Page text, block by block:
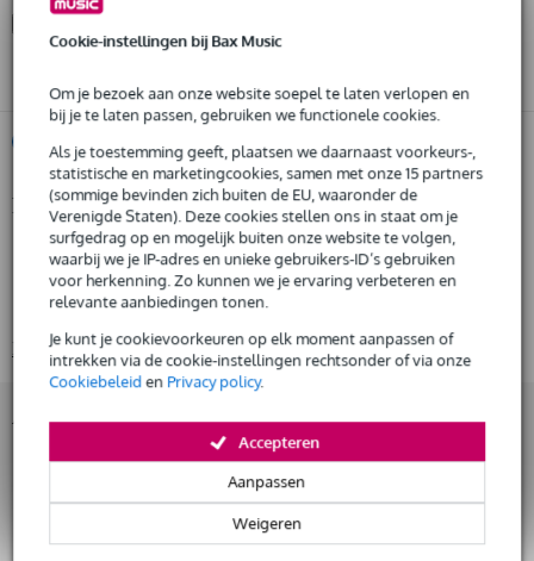
Cookie-instellingen bij Bax Music
Om je bezoek aan onze website soepel te laten verlopen en
bij je te laten passen, gebruiken we functionele cookies.
Als je toestemming geeft, plaatsen we daarnaast voorkeurs-,
statistische en marketingcookies, samen met onze 15 partners
(sommige bevinden zich buiten de EU, waaronder de
Verenigde Staten). Deze cookies stellen ons in staat om je
surfgedrag op en mogelijk buiten onze website te volgen,
waarbij we je IP-adres en unieke gebruikers-ID’s gebruiken
voor herkenning. Zo kunnen we je ervaring verbeteren en
relevante aanbiedingen tonen.
Je kunt je cookievoorkeuren op elk moment aanpassen of
intrekken via de cookie-instellingen rechtsonder of via onze
Cookiebeleiden Privacy policy.
Weigeren
Aanpassen
Accepteren
Kies nu voor 2 jaar extra Bax Music garantie en meer
voordelen
Huur dit product
Huur dit product al vanaf 29 euro per maand
Huur meerdere producten tegelijk: min. € 300,- en max.
€ 2.500,-
Gratisthuisbezorgd of op te halen in de winkel
Al na 4 maanden maandelijks opzegbaar
Snelle vervanging door Bax Music bij een defect
Huur dit product
Productinformatie
Boss gitaarversterker top
serie: Katana Gen 3
model: Katana Head Gen 3
Bekijk alle productspecificaties
Accessoires (14)